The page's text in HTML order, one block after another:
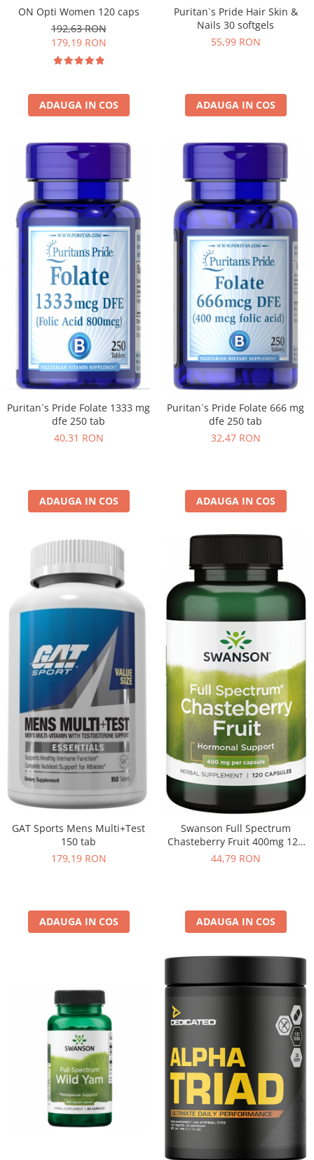
ON Opti Women 120 caps
192,63 RON
179,19 RON
ADAUGA IN COS
Puritan`s Pride Hair Skin &
Nails 30 softgels
55,99 RON
ADAUGA IN COS
Puritan`s Pride Folate 1333 mg
dfe 250 tab
40,31 RON
ADAUGA IN COS
Puritan`s Pride Folate 666 mg
dfe 250 tab
32,47 RON
ADAUGA IN COS
GAT Sports Mens Multi+Test
150 tab
179,19 RON
ADAUGA IN COS
Swanson Full Spectrum
Chasteberry Fruit 400mg 120
caps
44,79 RON
ADAUGA IN COS